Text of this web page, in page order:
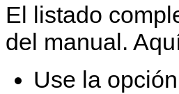
El listado
del manual.
Use la opción